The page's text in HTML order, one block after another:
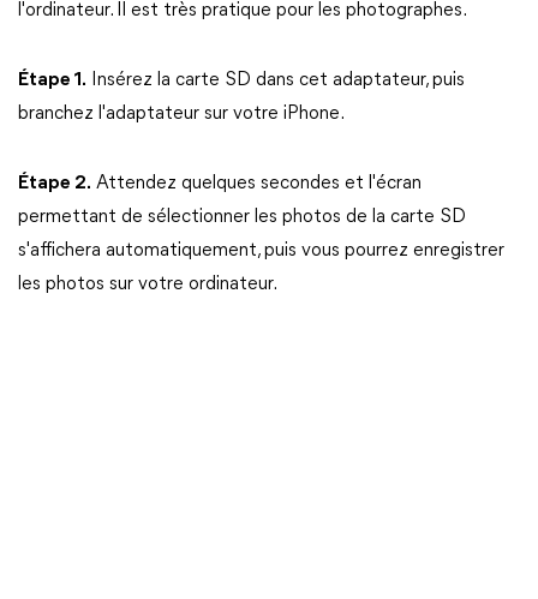
l'ordinateur. Il est très pratique pour les photographes.
Étape 1. Insérez la carte SD dans cet adaptateur, puis
branchez l'adaptateur sur votre iPhone.
Étape 2. Attendez quelques secondes et l'écran
permettant de sélectionner les photos de la carte SD
s'affichera automatiquement, puis vous pourrez enregistrer
les photos sur votre ordinateur.